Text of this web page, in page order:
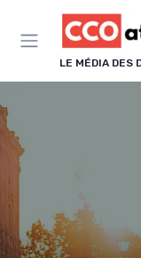
LE MÉDIA DES
Panneau de gestion